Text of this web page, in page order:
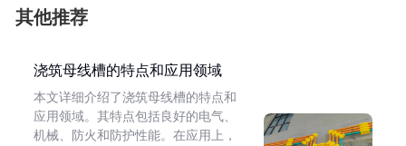
其他推荐
浇筑母线槽的特点和应用领域
本文详细介绍了浇筑母线槽的特点和
应用领域。其特点包括良好的电气、
机械、防火和防护性能。在应用上，